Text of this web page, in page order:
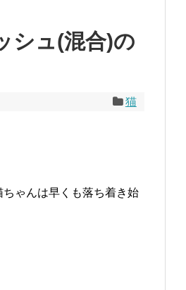
シュ(混合)の
猫
ゃんは早くも落ち着き始